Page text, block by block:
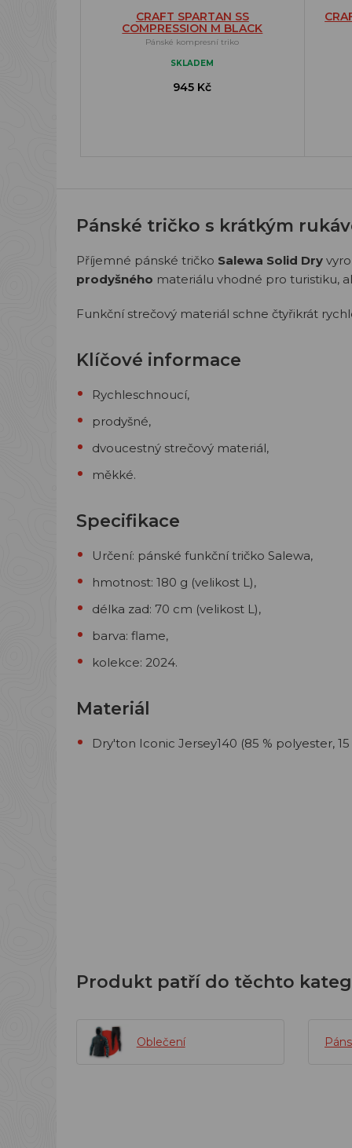
CRAFT SPARTAN SS
COMPRESSION M BLACK
Pánské kompresní triko
SKLADEM
945 Kč
Pánské tričko s krátkým
Příjemné pánské tričko Salewa Solid Dry
prodyšného materiálu vhodné pro turistiku,
Funkční strečový materiál schne čtyřikrát
Klíčové informace
Rychleschnoucí,
prodyšné,
dvoucestný strečový materiál,
měkké.
Specifikace
Určení: pánské funkční tričko Salewa,
hmotnost: 180 g (velikost L),
délka zad: 70 cm (velikost L),
barva: flame,
kolekce: 2024.
Materiál
Dry'ton Iconic Jersey140 (85 % polyester,
Produkt patří do těchto
Oblečení